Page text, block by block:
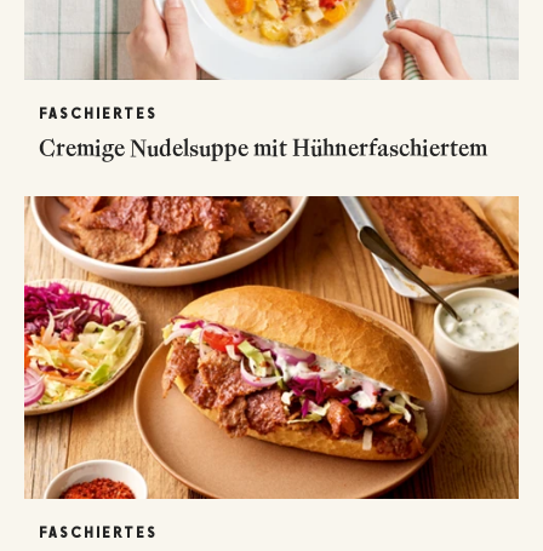
FASCHIERTES
Cremige Nudelsuppe mit Hühnerfaschiertem
FASCHIERTES